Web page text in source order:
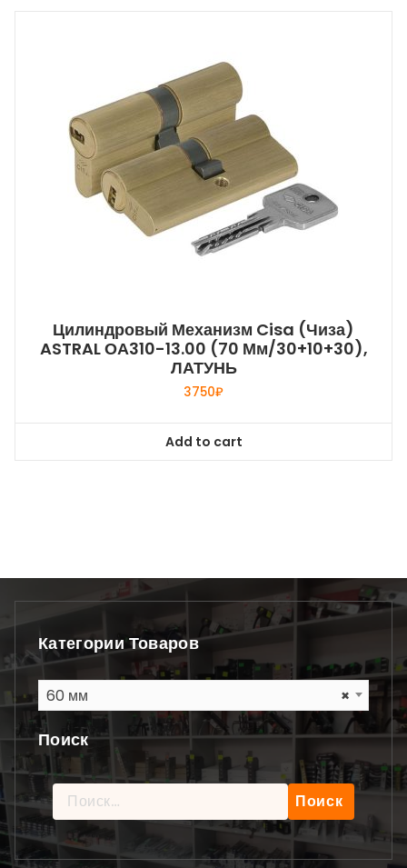
Цилиндровый Механизм Cisa (Чиза)
ASTRAL ОА310-13.00 (70 Мм/30+10+30),
ЛАТУНЬ
3750₽
Add to cart
Категории Товаров
×
60 мм
Поиск
Найти: